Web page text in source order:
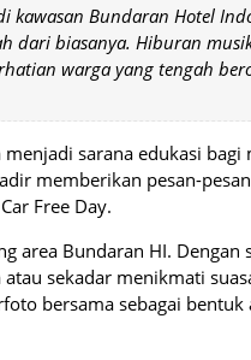
kawasan Bundaran Hotel
dari biasanya. Hiburan
warga yang tengah
sarana edukasi bagi
memberikan pesan-
Free Day.
area Bundaran HI. Dengan
sekadar menikmati
bersama sebagai bentuk